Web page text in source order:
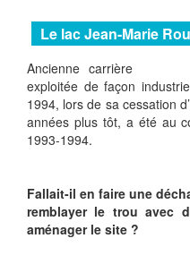
Le lac Jean-Marie
Ancienne carrière
exploitée de façon
1994, lors de sa cessation
années plus tôt, a été au
1993-1994.
Fallait-il en faire une
remblayer le trou avec
aménager le site ?